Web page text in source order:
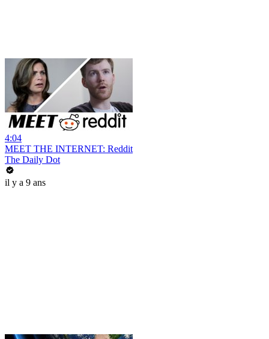
4:04
MEET THE INTERNET: Reddit
The Daily Dot
il y a 9 ans